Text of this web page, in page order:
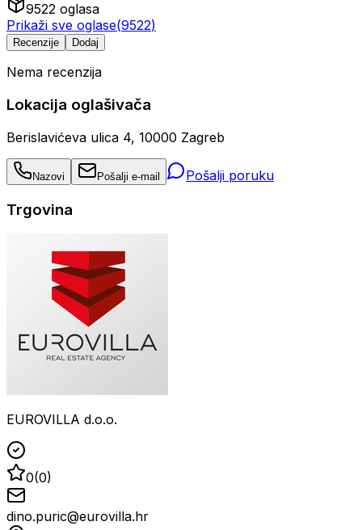
9522 oglasa
Prikaži sve oglase(9522)
Recenzije Dodaj
Nema recenzija
Lokacija oglašivača
Berislavićeva ulica 4, 10000 Zagreb
Nazovi Pošalji e-mail Pošalji poruku
Trgovina
EUROVILLA d.o.o.
0(0)
dino.puric@eurovilla.hr